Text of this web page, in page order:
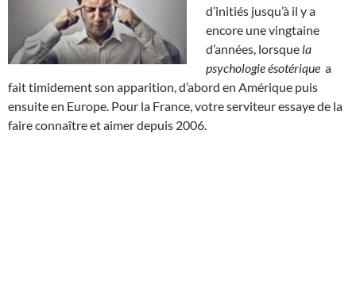
d’initiés jusqu’à il y a
encore une vingtaine
d’années, lorsque la
psychologie ésotérique a
fait timidement son apparition, d’abord en Amérique puis
ensuite en Europe. Pour la France, votre serviteur essaye de la
faire connaître et aimer depuis 2006.